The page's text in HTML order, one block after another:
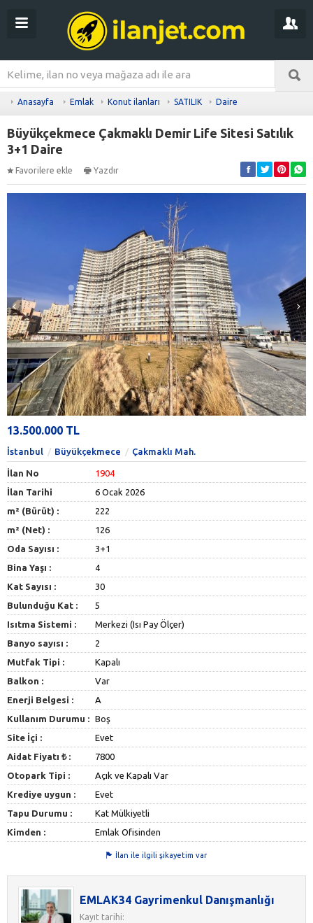
Anasayfa Emlak Konut ilanları SATILIK Daire
Büyükçekmece Çakmaklı Demir Life Sitesi Satılık
3+1 Daire
Favorilere ekle Yazdır
13.500.000 TL
İstanbul Büyükçekmece Çakmaklı Mah.
İlan No
1904
İlan Tarihi
6 Ocak 2026
m² (Bürüt) :
222
m² (Net) :
126
Oda Sayısı :
3+1
Bina Yaşı :
4
Kat Sayısı :
30
Bulunduğu Kat :
5
Isıtma Sistemi :
Merkezi (Isı Pay Ölçer)
Banyo sayısı :
2
Mutfak Tipi :
Kapalı
Balkon :
Var
Enerji Belgesi :
A
Kullanım Durumu : Boş
Site İçi :
Evet
Aidat Fiyatı ₺ :
7800
Otopark Tipi :
Açık ve Kapalı Var
Krediye uygun :
Evet
Tapu Durumu :
Kat Mülkiyetli
Kimden :
Emlak Ofisinden
İlan ile ilgili şikayetim var
EMLAK34 Gayrimenkul Danışmanlığı
Kayıt tarihi: